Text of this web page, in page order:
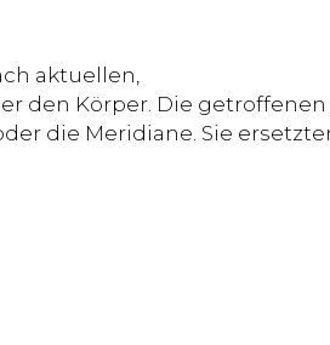
aktuellen,
den Körper. Die getroffenen
die Meridiane. Sie